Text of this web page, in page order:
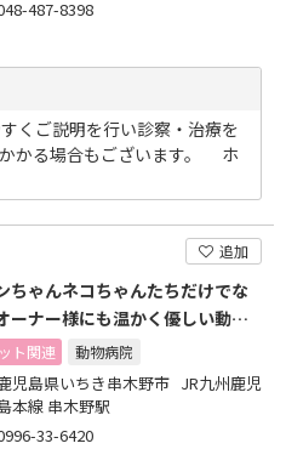
487-8398
くご説明を行い診察・治療を
かる場合もございます。 ホ
追加
ちゃんネコちゃんたちだけでな
ーナー様にも温かく優しい動物
ト関連 動物病院
児島県いちき串木野市 JR九州鹿児
本線 串木野駅
33-6420